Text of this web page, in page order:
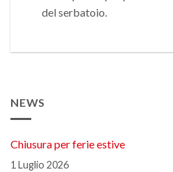
del serbatoio.
NEWS
Chiusura per ferie estive
1 Luglio 2026